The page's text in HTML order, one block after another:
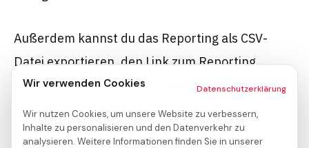
Außerdem kannst du das Reporting als CSV-
Datei exportieren, den Link zum Reporting
kopieren und mit deinem Team teilen, die
Umfrageergebnisse aktualisieren oder
zurücksetzen.
Wir verwenden Cookies Datenschutzerklärung
Wir nutzen Cookies, um unsere Website zu verbessern,
Inhalte zu personalisieren und den Datenverkehr zu
analysieren. Weitere Informationen finden Sie in unserer